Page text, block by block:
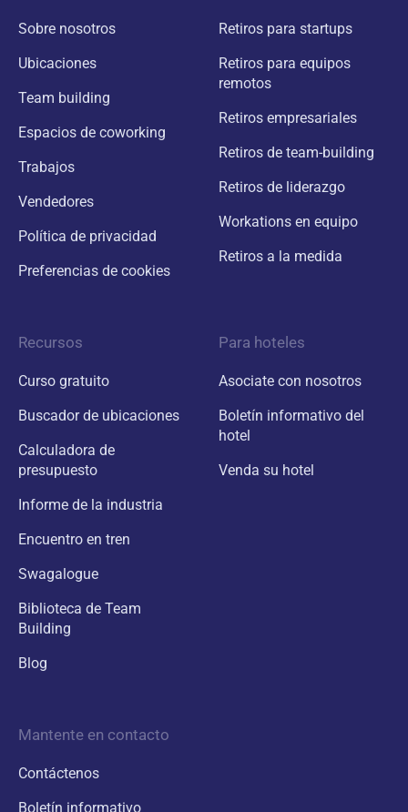
Sobre nosotros
Ubicaciones
Team building
Espacios de coworking
Trabajos
Vendedores
Política de privacidad
Preferencias de cookies
Retiros para startups
Retiros para equipos
remotos
Retiros empresariales
Retiros de team-building
Retiros de liderazgo
Workations en equipo
Retiros a la medida
Recursos
Curso gratuito
Buscador de ubicaciones
Calculadora de
presupuesto
Informe de la industria
Encuentro en tren
Swagalogue
Biblioteca de Team
Building
Blog
Para hoteles
Asociate con nosotros
Boletín informativo del
hotel
Venda su hotel
Mantente en contacto
Contáctenos
Boletín informativo